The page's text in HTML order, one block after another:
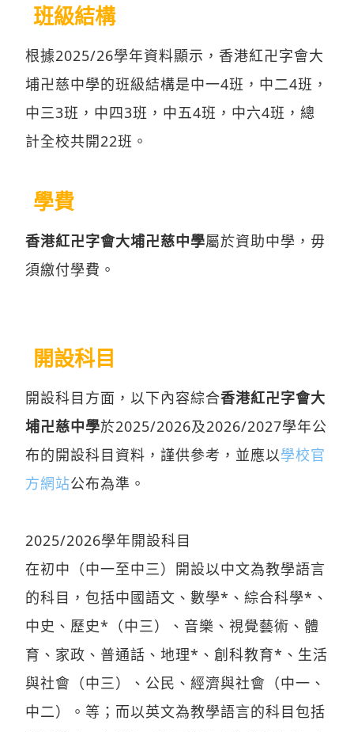
班級結構
根據2025/26學年資料顯示，香港紅卍字會大
埔卍慈中學的班級結構是中一4班，中二4班，
中三3班，中四3班，中五4班，中六4班，總
計全校共開22班。
學費
香港紅卍字會大埔卍慈中學屬於資助中學，毋
須繳付學費。
開設科目
開設科目方面，以下內容綜合香港紅卍字會大
埔卍慈中學於2025/2026及2026/2027學年公
布的開設科目資料，謹供參考，並應以學校官
方網站公布為準。
2025/2026學年開設科目
在初中（中一至中三）開設以中文為教學語言
的科目，包括中國語文、數學*、綜合科學*、
中史、歷史*（中三）、音樂、視覺藝術、體
育、家政、普通話、地理*、創科教育*、生活
與社會（中三）、公民、經濟與社會（中一、
中二）。等；而以英文為教學語言的科目包括